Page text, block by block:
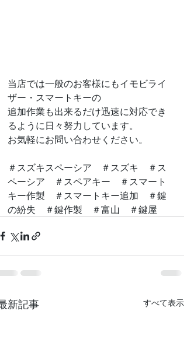
当店では一般のお客様にもイモビライ
ザー・スマートキーの
追加作業も出来るだけ迅速に対応でき
るように日々努力しています。
お気軽にお問い合わせください。
＃スズキスペーシア　＃スズキ　＃ス
ペーシア　＃スペアキー　＃スマート
キー作製　＃スマートキー追加　＃鍵
の紛失　＃鍵作製　＃富山　＃鍵屋
新記事 すべて表示